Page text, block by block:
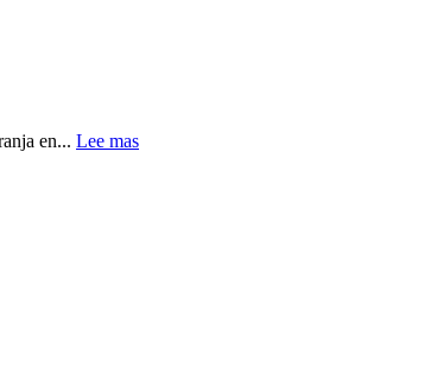
en... Lee mas